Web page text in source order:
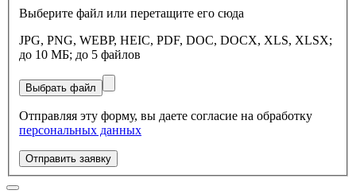
Выберите файл или перетащите его сюда
JPG, PNG, WEBP, HEIC, PDF, DOC, DOCX, XLS, XLSX;
до 10 МБ; до 5 файлов
Выбрать файл
Отправляя эту форму, вы даете согласие на обработку
персональных данных
Отправить заявку